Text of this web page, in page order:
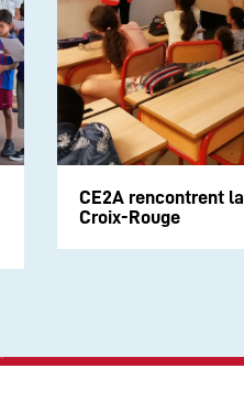
CE2A rencontrent la
Croix-Rouge